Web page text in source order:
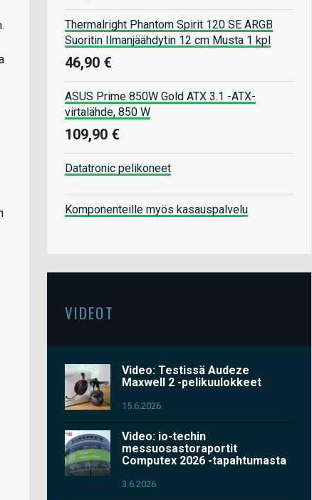
Thermalright Phantom Spirit 120 SE ARGB
Suoritin Ilmanjäähdytin 12 cm Musta 1 kpl
46,90 €
ASUS Prime 850W Gold ATX 3.1 -ATX-
virtalähde, 850 W
109,90 €
Datatronic pelikoneet
Komponenteille myös kasauspalvelu
VIDEOT
Video: Testissä Audeze
Maxwell 2 -pelikuulokkeet
15.6.2026
Video: io-techin
messuosastoraportit
Computex 2026 -tapahtumasta
3.6.2026